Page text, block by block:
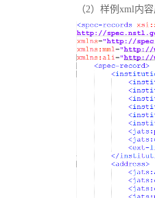
（2）样例xml内